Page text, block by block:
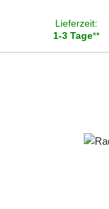
Lieferzeit:
1-3 Tage**